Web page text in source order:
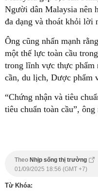
Người dân Malaysia nên
đa dạng và thoát khỏi lời
Ông cũng nhấn mạnh
một thế lực toàn cầu
trong lĩnh vực thực phẩm
cần, du lịch, Dược phẩm
“Chứng nhận và tiêu
tiêu chuẩn toàn cầu”,
Theo Nhịp sống thị trường
01/09/2025 18:56 (GMT +7)
Từ Khóa: